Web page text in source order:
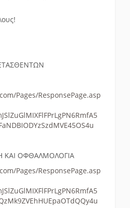
Pages/ResponsePage.asp
ΚΑΙ ΟΦΘΑΛΜΟΛΟΓΙΑ
Pages/ResponsePage.asp